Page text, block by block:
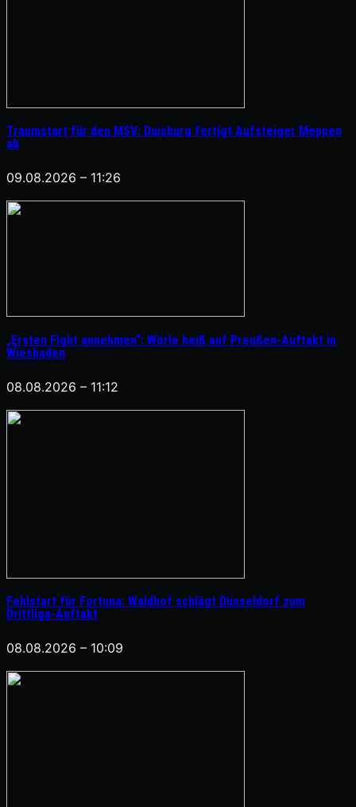
Traumstart für den MSV: Duisburg fertigt Aufsteiger Meppen
ab
09.08.2026 – 11:26
„Ersten Fight annehmen“: Wörle heiß auf Preußen-Auftakt in
Wiesbaden
08.08.2026 – 11:12
Fehlstart für Fortuna: Waldhof schlägt Düsseldorf zum
Drittliga-Auftakt
08.08.2026 – 10:09